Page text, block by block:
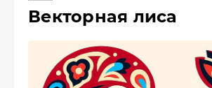
Векторная лиса